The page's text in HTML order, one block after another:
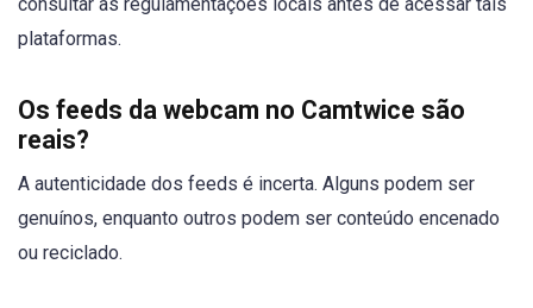
plataformas.
Os feeds da webcam no Camtwice são
reais?
A autenticidade dos feeds é incerta. Alguns podem ser
genuínos, enquanto outros podem ser conteúdo encenado
ou reciclado.